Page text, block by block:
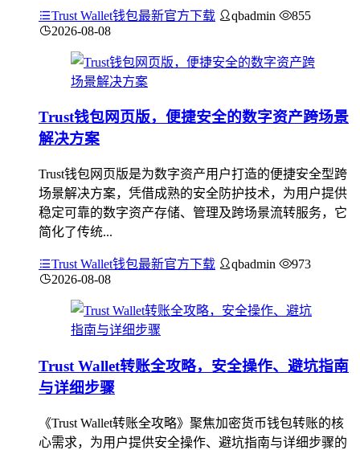
Trust Wallet钱包最新官方下载 qbadmin
855
2026-08-08
Trust钱包网页版，便捷安全的数字资产跨场景
解决方案
Trust钱包网页版是为数字资产用户打造的便捷安全型跨
场景解决方案，凭借成熟的安全防护技术，为用户提供
稳定可靠的数字资产存储、管理及跨场景流转服务，它
简化了传统...
Trust Wallet钱包最新官方下载 qbadmin
973
2026-08-08
Trust Wallet转账全攻略，安全操作、避坑指南
与详细步骤
《Trust Wallet转账全攻略》聚焦加密货币钱包转账的核
心需求，为用户提供安全操作、避坑指南与详细步骤的